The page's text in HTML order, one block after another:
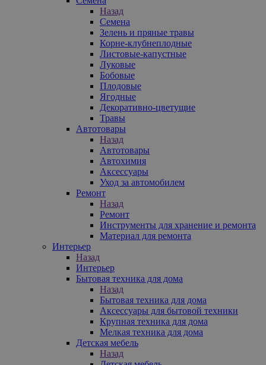
Назад
Семена
Зелень и пряные травы
Корне-клубнеплодные
Листовые-капустные
Луковые
Бобовые
Плодовые
Ягодные
Декоративно-цветущие
Травы
Автотовары
Назад
Автотовары
Автохимия
Аксессуары
Уход за автомобилем
Ремонт
Назад
Ремонт
Инструменты для хранение и ремонта
Материал для ремонта
Интерьер
Назад
Интерьер
Бытовая техника для дома
Назад
Бытовая техника для дома
Аксессуары для бытовой техники
Крупная техника для дома
Мелкая техника для дома
Детская мебель
Назад